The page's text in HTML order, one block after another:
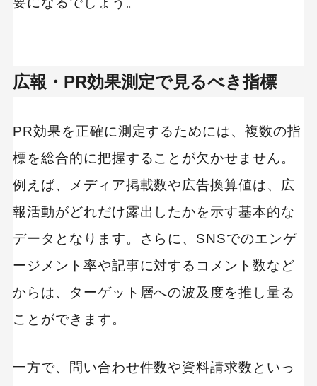
広報・PR効果測定で見るべき指標
PR効果を正確に測定するためには、複数の指
標を総合的に把握することが欠かせません。
例えば、メディア掲載数や広告換算値は、広
報活動がどれだけ露出したかを示す基本的な
データとなります。さらに、SNSでのエンゲ
ージメント率や記事に対するコメント数など
からは、ターゲット層への波及度を推し量る
ことができます。
一方で、問い合わせ件数や資料請求数といっ